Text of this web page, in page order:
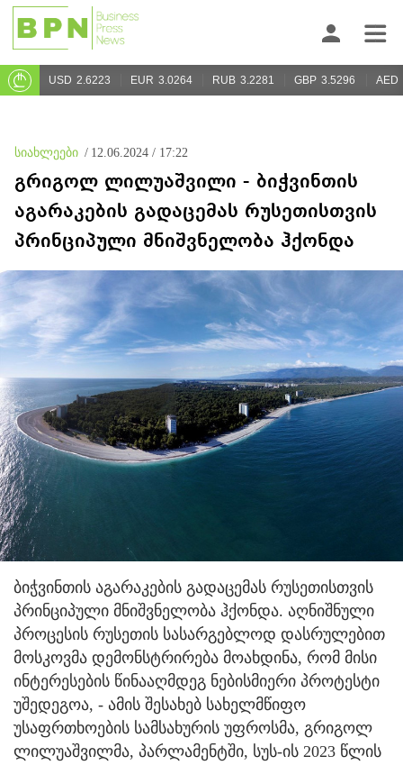
USD 2.6223 EUR 3.0264 RUB 3.2281 GBP 3.5296 AED
სიახლეები / 12.06.2024 / 17:22
გრიგოლ ლილუაშვილი - ბიჭვინთის
აგარაკების გადაცემას რუსეთისთვის
პრინციპული მნიშვნელობა ჰქონდა
ბიჭვინთის აგარაკების გადაცემას რუსეთისთვის
პრინციპული მნიშვნელობა ჰქონდა. აღნიშნული
პროცესის რუსეთის სასარგებლოდ დასრულებით
მოსკოვმა დემონსტრირება მოახდინა, რომ მისი
ინტერესების წინააღმდეგ ნებისმიერი პროტესტი
უშედეგოა, - ამის შესახებ სახელმწიფო
უსაფრთხოების სამსახურის უფროსმა, გრიგოლ
ლილუაშვილმა, პარლამენტში, სუს-ის 2023 წლის